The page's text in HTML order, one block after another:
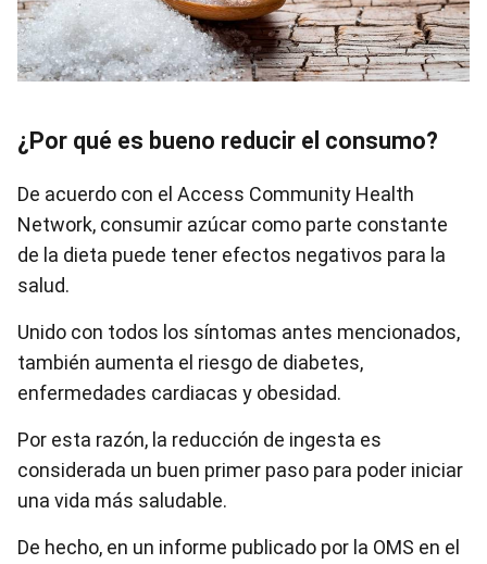
¿Por qué es bueno reducir el consumo?
De acuerdo con el Access Community Health
Network, consumir azúcar como parte constante
de la dieta puede tener efectos negativos para la
salud.
Unido con todos los síntomas antes mencionados,
también aumenta el riesgo de diabetes,
enfermedades cardiacas y obesidad.
Por esta razón, la reducción de ingesta es
considerada un buen primer paso para poder iniciar
una vida más saludable.
De hecho, en un informe publicado por la OMS en el